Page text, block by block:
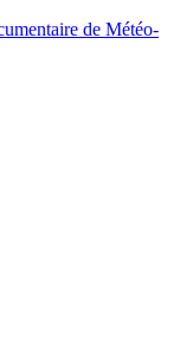
de Météo-